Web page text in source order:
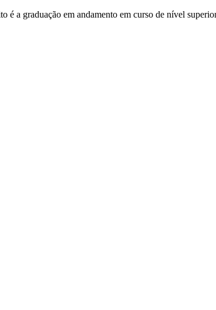
a graduação em andamento em curso de nível